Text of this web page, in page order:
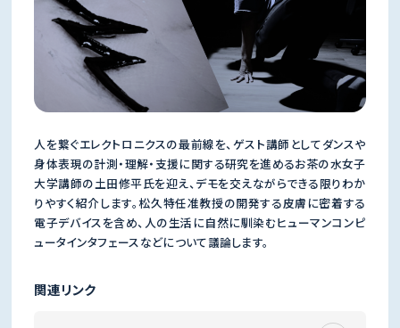
人を繋ぐエレクトロニクスの最前線を、ゲスト講師としてダンスや
身体表現の計測・理解・支援に関する研究を進めるお茶の水女子
大学講師の土田修平氏を迎え、デモを交えながらできる限りわか
りやすく紹介します。松久特任准教授の開発する皮膚に密着する
電子デバイスを含め、人の生活に自然に馴染むヒューマンコンピ
ュータインタフェースなどについて議論します。
関連リンク